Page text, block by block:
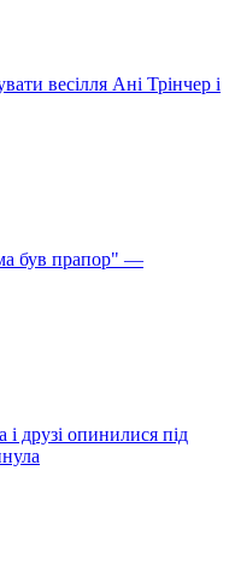
весілля Ані Трінчер і
був прапор" —
друзі опинилися під